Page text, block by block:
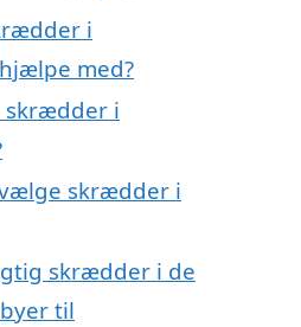
i
med?
skrædder i
skrædder i
skrædder i de
til